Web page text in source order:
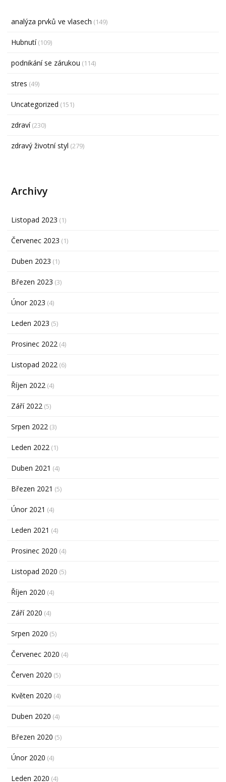
analýza prvků ve vlasech (149)
Hubnutí(109)
podnikání se zárukou (114)
stres (49)
Uncategorized (151)
zdraví(230)
zdravý životní styl (279)
Archivy
Listopad 2023 (1)
Červenec 2023 (1)
Duben 2023 (1)
Březen 2023 (3)
Únor 2023 (4)
Leden 2023 (5)
Prosinec 2022 (4)
Listopad 2022 (6)
Říjen 2022 (4)
Září 2022 (5)
Srpen 2022 (3)
Leden 2022 (1)
Duben 2021 (4)
Březen 2021 (5)
Únor 2021 (4)
Leden 2021 (4)
Prosinec 2020 (4)
Listopad 2020 (5)
Říjen 2020 (4)
Září 2020 (4)
Srpen 2020 (5)
Červenec 2020 (4)
Červen 2020 (5)
Květen 2020 (4)
Duben 2020 (4)
Březen 2020 (5)
Únor 2020 (4)
Leden 2020 (4)